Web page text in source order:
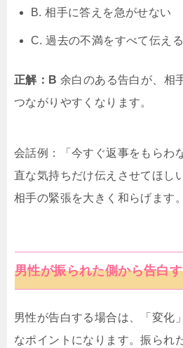
B. 相手に答えを急がせない
C. 過去の不満をすべて伝える
正解：B 余白のある告白が、相
つながりやすくなります。
会話例：「今すぐ返事をもらわ
直な気持ちだけ伝えさせてほし
相手の緊張を大きく和らげます。
男性が振られた側から告白
男性が告白する場合は、「変化
なポイントになります。振られ